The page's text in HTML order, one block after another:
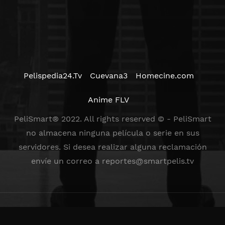
Pelispedia24.Tv Cuevana3 Homecine.com
Anime FLV
PeliSmart® 2022. All rights reserved © - PeliSmart
no almacena ninguna película o serie en sus
servidores. Si desea realizar alguna reclamación
envíe un correo a reportes@smartpelis.tv